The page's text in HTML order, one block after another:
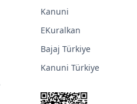
Kanuni
EKuralkan
Bajaj Türkiye
Kanuni Türkiye